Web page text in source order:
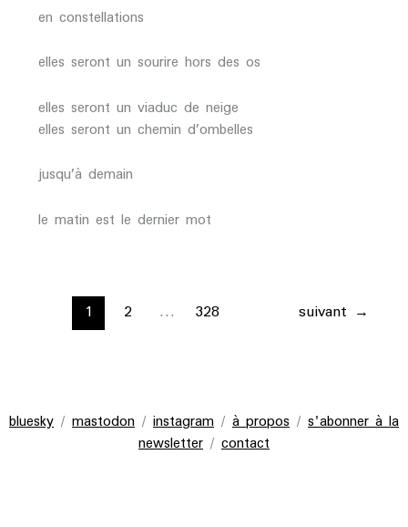
en constellations
elles seront un sourire hors des os
elles seront un viaduc de neige
elles seront un chemin d’ombelles
jusqu’à demain
le matin est le dernier mot
1 2 … 328 suivant →
bluesky / mastodon / instagram / à propos / s'abonner à la
newsletter / contact